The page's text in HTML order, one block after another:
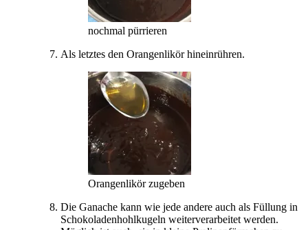
nochmal pürrieren
Als letztes den Orangenlikör hineinrühren.
Orangenlikör zugeben
Die Ganache kann wie jede andere auch als Füllung in
Schokoladenhohlkugeln weiterverarbeitet werden.